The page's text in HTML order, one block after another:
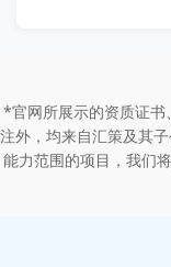
*官网所展示的资质证书
注外，均来自汇策及其
能力范围的项目，我们